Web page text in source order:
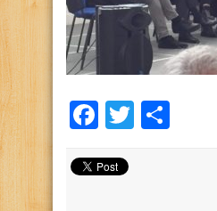
Facebook
Twitter